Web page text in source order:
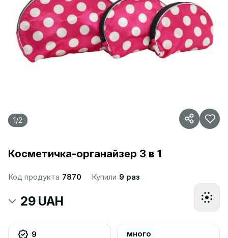
1/2
Косметичка-органайзер 3 в 1
Код продукта 7870 Купили 9 раз
29 UAH
9
много